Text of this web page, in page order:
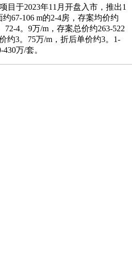
于2023年11月开盘入市，推出1
67-106 m的2-4房，存案均价约
72-4。9万/m，存案总价约263-522
约3。75万/m，折后单价约3。1-
万/套。